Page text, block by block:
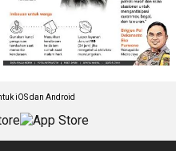
iOS dan Android